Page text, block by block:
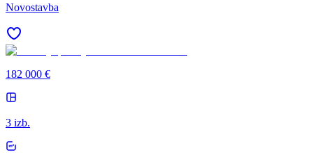
Novostavba
182 000 €
3 izb.